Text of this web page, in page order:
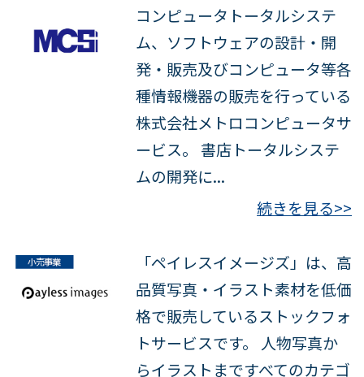
コンピュータトータルシステ
ム、ソフトウェアの設計・開
発・販売及びコンピュータ等各
種情報機器の販売を行っている
株式会社メトロコンピュータサ
ービス。 書店トータルシステ
ムの開発に...
続きを見る>>
「ペイレスイメージズ」は、高
品質写真・イラスト素材を低価
格で販売しているストックフォ
トサービスです。 人物写真か
らイラストまですべてのカテゴ